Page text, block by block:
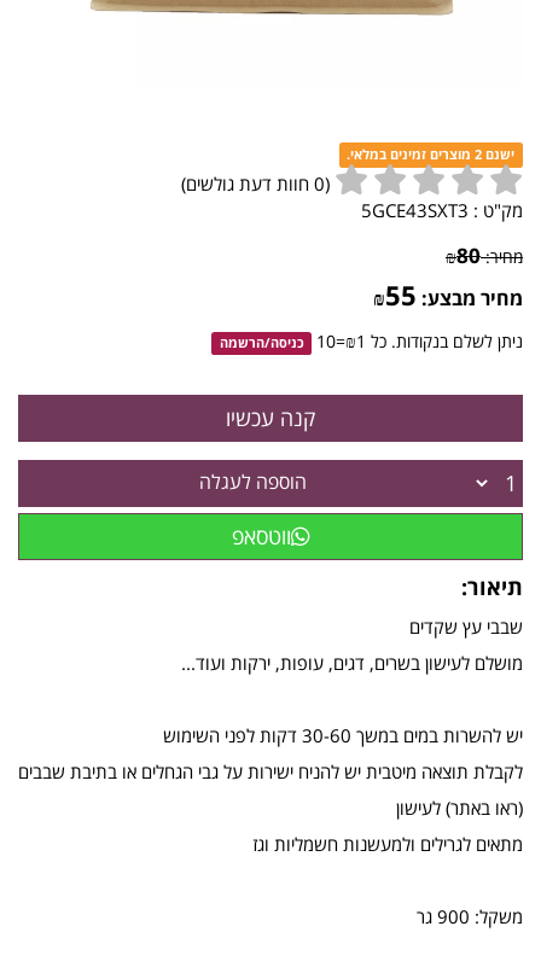
ישנם 2 מוצרים זמינים במלאי.
(
0 חוות דעת גולשים)
מק"ט : 5GCE43SXT3
מחיר: ₪80
מחיר מבצע: ₪55
ניתן לשלם בנקודות. כל ₪1=10 כניסה/הרשמה
הוספה לעגלה
ווטסאפ
תיאור:
שבבי עץ שקדים
מושלם לעישון בשרים, דגים, עופות, ירקות ועוד...
יש להשרות במים במשך 30-60 דקות לפני השימוש
לקבלת תוצאה מיטבית יש להניח ישירות על גבי הגחלים או בתיבת שבבים
(ראו באתר) לעישון
מתאים לגרילים ולמעשנות חשמליות וגז
משקל: 900 גר